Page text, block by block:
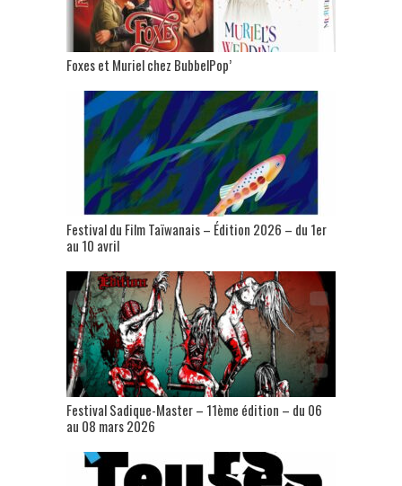
Foxes et Muriel chez BubbelPop’
Festival du Film Taïwanais – Édition 2026 – du 1er
au 10 avril
Festival Sadique-Master – 11ème édition – du 06
au 08 mars 2026